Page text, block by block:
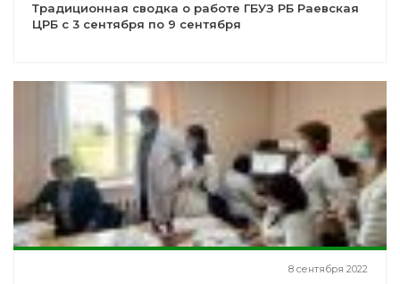
Традиционная сводка о работе ГБУЗ РБ Раевская
ЦРБ с 3 сентября по 9 сентября
8 сентября 2022